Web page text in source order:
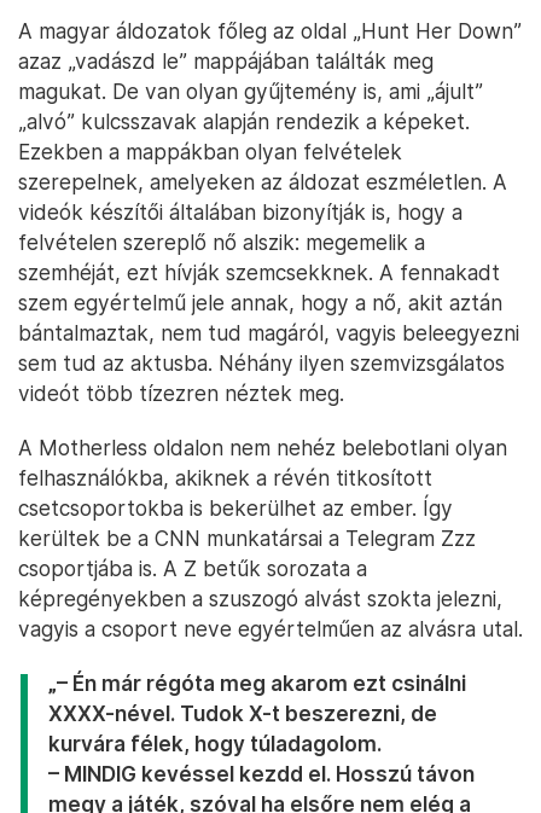
A magyar áldozatok főleg az oldal „Hunt Her Down”
azaz „vadászd le” mappájában találták meg
magukat. De van olyan gyűjtemény is, ami „ájult”
„alvó” kulcsszavak alapján rendezik a képeket.
Ezekben a mappákban olyan felvételek
szerepelnek, amelyeken az áldozat eszméletlen. A
videók készítői általában bizonyítják is, hogy a
felvételen szereplő nő alszik: megemelik a
szemhéját, ezt hívják szemcsekknek. A fennakadt
szem egyértelmű jele annak, hogy a nő, akit aztán
bántalmaztak, nem tud magáról, vagyis beleegyezni
sem tud az aktusba. Néhány ilyen szemvizsgálatos
videót több tízezren néztek meg.
A Motherless oldalon nem nehéz belebotlani olyan
felhasználókba, akiknek a révén titkosított
csetcsoportokba is bekerülhet az ember. Így
kerültek be a CNN munkatársai a Telegram Zzz
csoportjába is. A Z betűk sorozata a
képregényekben a szuszogó alvást szokta jelezni,
vagyis a csoport neve egyértelműen az alvásra utal.
„– Én már régóta meg akarom ezt csinálni
XXXX-nével. Tudok X-t beszerezni, de
kurvára félek, hogy túladagolom.
– MINDIG kevéssel kezdd el. Hosszú távon
megy a játék, szóval ha elsőre nem elég a